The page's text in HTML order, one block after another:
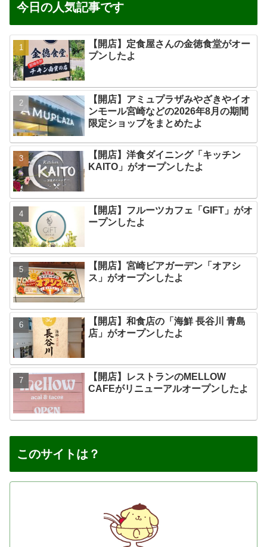
今日の人気記事です
【開店】定食屋さんの金徳食堂がオー
プンしたよ
【開店】アミュプラザみやざきやイオ
ンモール宮崎などの2026年8月の期間
限定ショップをまとめたよ
【開店】洋食ダイニング「キッチン
KAITO」がオープンしたよ
【開店】フルーツカフェ「GIFT」がオ
ープンしたよ
【開店】宮崎ビアガーデン「オアシ
ス」がオープンしたよ
【開店】和食店の「海鮮 長谷川 青島
店」がオープンしたよ
【開店】レストランのMELLOW
CAFEがリニューアルオープンしたよ
このサイトは？